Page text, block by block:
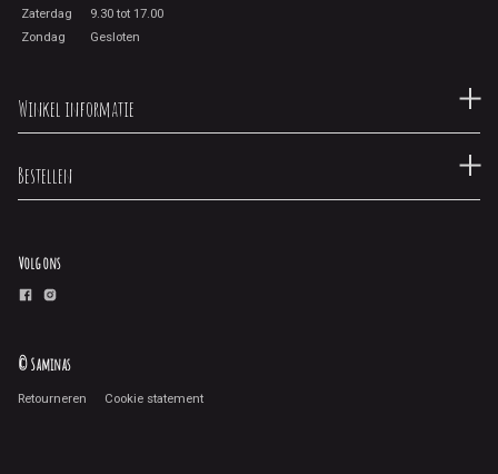
Zaterdag
9.30 tot 17.00
Zondag
Gesloten
Winkel informatie
Bestellen
Volg ons
© Saminas
Retourneren Cookie statement